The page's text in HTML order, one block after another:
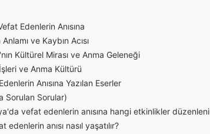
Edenlerin Anısına
Anlamı ve Kaybın Acısı
Kültürel Mirası ve Anma Geleneği
ve Anma Kültürü
Anısına Yazılan Eserler
Sorulan Sorular)
vefat edenlerin anısına hangi etkinlikler
edenlerin anısı nasıl yaşatılır?